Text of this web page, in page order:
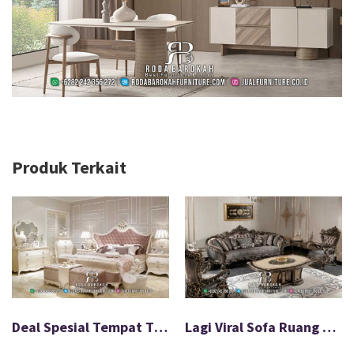
Produk Terkait
Deal Spesial Tempat Tidur Jepara Mewah Paling Laku FS-599 Lagi Viral Sofa Ruang Tamu Sultan Mewah Anti Rayap FS-589